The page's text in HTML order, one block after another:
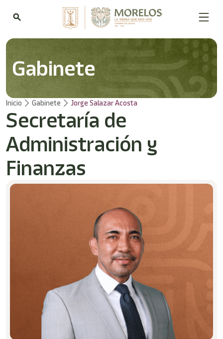
One
Accessibility
screen
reader.
start
the
All
Accessibility
screen
reader,
press
"Ctrl
with
search
Gabinete
Inicio Gabinete Jorge Salazar Acosta
Secretaría de
Administración y
Finanzas